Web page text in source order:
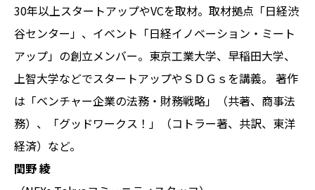
30年以上スタートアップやVCを取材。取材拠点「日経渋
谷センター」、イベント「日経イノベーション・ミート
アップ」の創立メンバー。東京工業大学、早稲田大学、
上智大学などでスタートアップやＳＤＧｓを講義。 著作
は「ベンチャー企業の法務・財務戦略」（共著、商事法
務）、「グッドワークス！」（コトラー著、共訳、東洋
経済）など。
閏野 綾